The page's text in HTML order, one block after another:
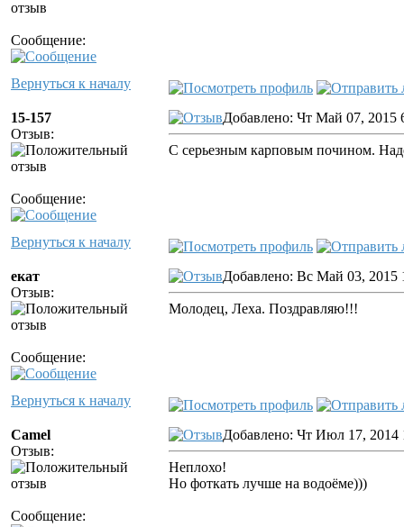
Сообщение:
Вернуться к началу
15-157
Отзыв:
Сообщение:
Добавлено: Чт Май 07, 2015
С серьезным карповым почином.
Вернуться к началу
екат
Отзыв:
Сообщение:
Добавлено: Вс Май 03, 2015
Молодец, Леха. Поздравляю!!!
Вернуться к началу
Camel
Отзыв:
Сообщение:
Добавлено: Чт Июл 17, 2014
Неплохо!
Но фоткать лучше на водоёме)))